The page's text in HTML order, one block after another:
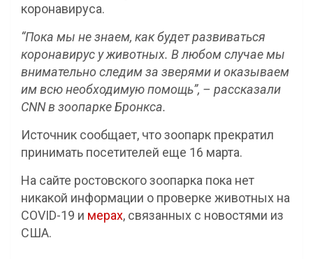
коронавируса.
“Пока мы не знаем, как будет развиваться
коронавирус у животных. В любом случае мы
внимательно следим за зверями и оказываем
им всю необходимую помощь”, – рассказали
CNN в зоопарке Бронкса.
Источник сообщает, что зоопарк прекратил
принимать посетителей еще 16 марта.
На сайте ростовского зоопарка пока нет
никакой информации о проверке животных на
COVID-19 и мерах, связанных с новостями из
США.